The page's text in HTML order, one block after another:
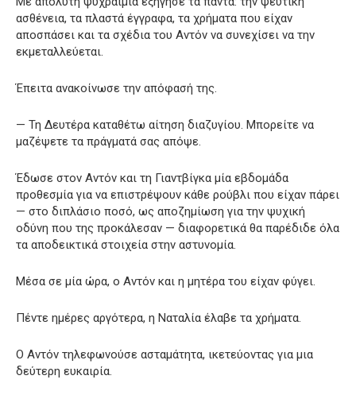
ασθένεια, τα πλαστά έγγραφα, τα χρήματα που είχαν
αποσπάσει και τα σχέδια του Αντόν να συνεχίσει να την
εκμεταλλεύεται.
Έπειτα ανακοίνωσε την απόφασή της.
— Τη Δευτέρα καταθέτω αίτηση διαζυγίου. Μπορείτε να
μαζέψετε τα πράγματά σας απόψε.
Έδωσε στον Αντόν και τη Γιαντβίγκα μία εβδομάδα
προθεσμία για να επιστρέψουν κάθε ρούβλι που είχαν πάρει
— στο διπλάσιο ποσό, ως αποζημίωση για την ψυχική
οδύνη που της προκάλεσαν — διαφορετικά θα παρέδιδε όλα
τα αποδεικτικά στοιχεία στην αστυνομία.
Μέσα σε μία ώρα, ο Αντόν και η μητέρα του είχαν φύγει.
Πέντε ημέρες αργότερα, η Ναταλία έλαβε τα χρήματα.
Ο Αντόν τηλεφωνούσε ασταμάτητα, ικετεύοντας για μια
δεύτερη ευκαιρία.